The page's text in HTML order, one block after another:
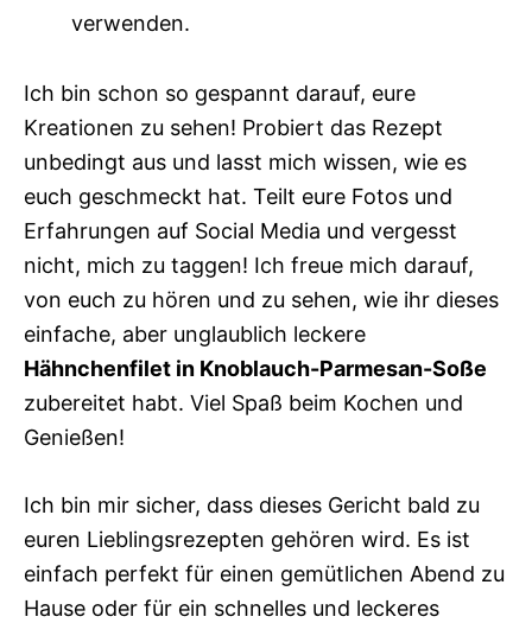
verwenden.
Ich bin schon so gespannt darauf, eure
Kreationen zu sehen! Probiert das Rezept
unbedingt aus und lasst mich wissen, wie es
euch geschmeckt hat. Teilt eure Fotos und
Erfahrungen auf Social Media und vergesst
nicht, mich zu taggen! Ich freue mich darauf,
von euch zu hören und zu sehen, wie ihr dieses
einfache, aber unglaublich leckere
Hähnchenfilet in Knoblauch-Parmesan-Soße
zubereitet habt. Viel Spaß beim Kochen und
Genießen!
Ich bin mir sicher, dass dieses Gericht bald zu
euren Lieblingsrezepten gehören wird. Es ist
einfach perfekt für einen gemütlichen Abend zu
Hause oder für ein schnelles und leckeres